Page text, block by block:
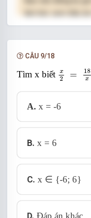
hạn.
CÂU 9/18
Tìm x biết x
2 = 18
x
x2 18x
A. x = -6
B. x = 6
C. x ∈ {-6; 6}
D. Đáp án khác